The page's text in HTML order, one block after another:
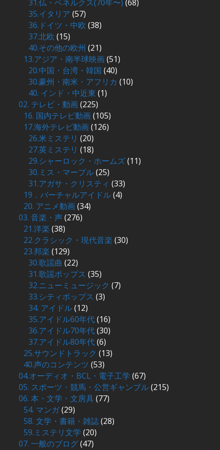
31.仏・ベネルクス(70年〜) (68)
35.イタリア (57)
36.ドイツ・中欧 (38)
37.北欧 (15)
40.その他の欧州 (21)
13.アジア・南半球映画(51)
20.中国・台湾・韓国 (40)
30.豪州・南米・アフリカ (10)
40. インド・中近東 (1)
02. テレビ・動画(225)
16. 国内テレビ動画(105)
17.海外テレビ動画(126)
26.米ミステリ (20)
27.英ミステリ (18)
29.シャーロック・ホームズ(11)
30.ミス・マープル(25)
31.アガサ・クリスティ (33)
19．バーチャルアイドル(4)
20. アニメ動画(34)
03. 音楽・声(276)
21.洋楽 (38)
22.クラシック・現代音楽 (30)
23.邦楽 (129)
30.歌謡曲 (22)
31.歌謡ポップス (35)
32.ニューミュージック (7)
33.シティポップス (3)
34. アイドル(12)
35.アイドル60年代(16)
36.アイドル70年代(30)
37.アイドル80年代(6)
25.サウンドトラック (13)
40.声のコンテンツ (53)
04.オーディオ・BCL・電子工学 (67)
05. スポーツ・競馬・公営ギャンブル(215)
06. 本・文学・文房具(77)
54. マンガ(29)
58. 文学・書籍・雑誌(28)
59.ミステリ文学 (20)
07. 一般のブログ(47)